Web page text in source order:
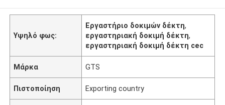
Υψηλό φως:
Εργαστήριο δοκιμών δέκτη,
εργαστηριακή δοκιμή δέκτη,
εργαστηριακή δοκιμή δέκτη cec
Μάρκα GTS
Πιστοποίηση Exporting country